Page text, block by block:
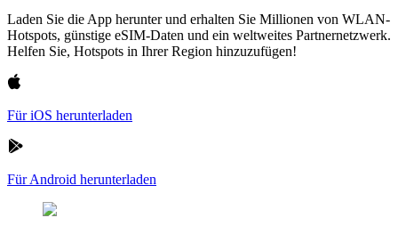
Laden Sie die App herunter und erhalten Sie Millionen von WLAN-
Hotspots, günstige eSIM-Daten und ein weltweites Partnernetzwerk.
Helfen Sie, Hotspots in Ihrer Region hinzuzufügen!
Für iOS herunterladen
Für Android herunterladen